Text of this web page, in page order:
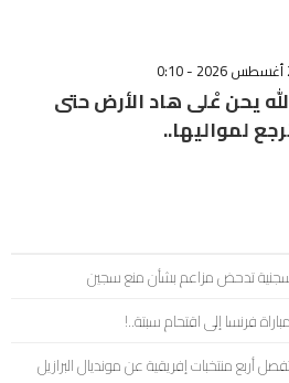
يحن عْلى هاد الأرض حتى
لمواليها..
سجنية تدحض مزاعم بشأن منع سجين
فرنسا إلى اقتحام سبتة..!